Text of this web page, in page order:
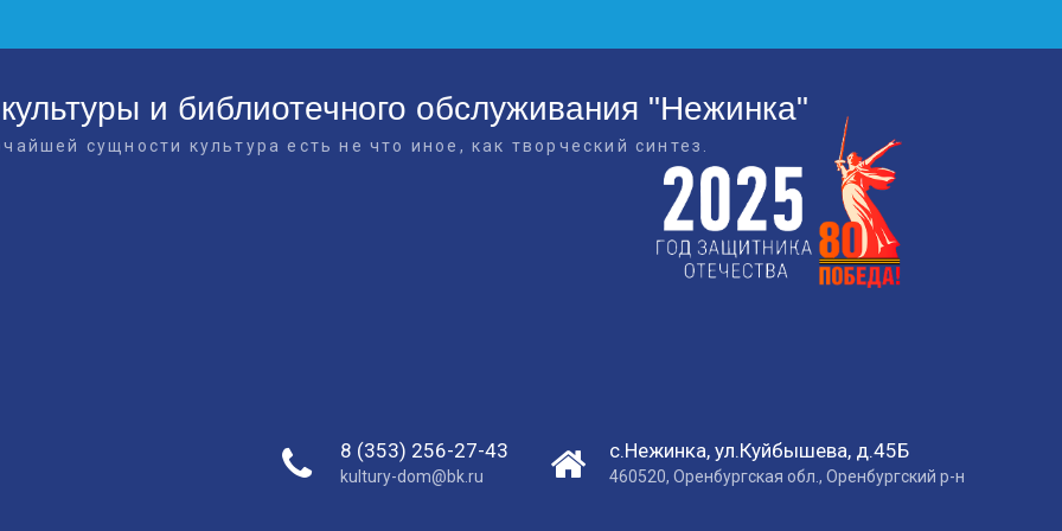
и библиотечного обслуживания "Нежинка"
сущности культура есть не что иное, как творческий синтез.
8 (353) 256-27-43
kultury-dom@bk.ru
с.Нежинка, ул.Куйбышева, д.45Б
460520, Оренбургская обл., Оренбургский р-н